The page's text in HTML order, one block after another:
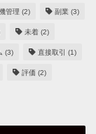
管理 (2) 副業 (3)
未着 (2)
(3) 直接取引 (1)
評価 (2)